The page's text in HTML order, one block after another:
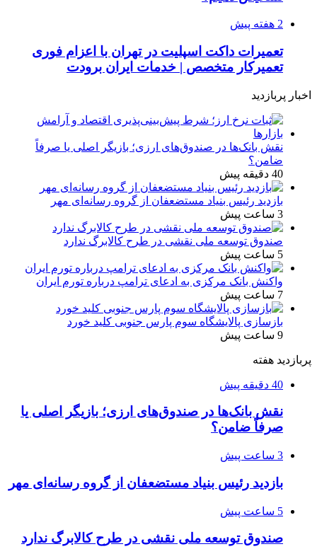
2 هفته پیش
تعمیرات داکت اسپلیت در تهران با اعزام فوری
تعمیرکار متخصص | خدمات ایران برودت
اخبار پربازدید
نقش بانک‌ها در صندوق‌های ارزی؛ بازیگر اصلی یا صرفاً
ضامن؟
40 دقیقه پیش
بازدید رئیس بنیاد مستضعفان از گروه رسانه‌ای مهر
3 ساعت پیش
صندوق توسعه ملی نقشی در طرح کالابرگ ندارد
5 ساعت پیش
واکنش بانک مرکزی به ادعای ترامپ درباره تورم ایران
7 ساعت پیش
بازسازی پالایشگاه سوم پارس جنوبی کلید خورد
9 ساعت پیش
پربازدید هفته
40 دقیقه پیش
نقش بانک‌ها در صندوق‌های ارزی؛ بازیگر اصلی یا
صرفاً ضامن؟
3 ساعت پیش
بازدید رئیس بنیاد مستضعفان از گروه رسانه‌ای مهر
5 ساعت پیش
صندوق توسعه ملی نقشی در طرح کالابرگ ندارد